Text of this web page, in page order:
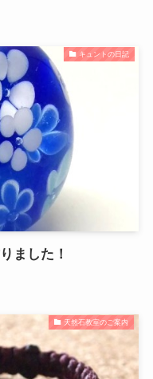
キュントの日記
ました！
天然石教室のご案内